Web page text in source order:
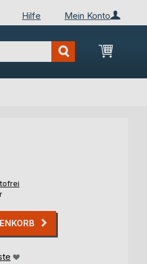
Mein Konto
Hilfe
Mein